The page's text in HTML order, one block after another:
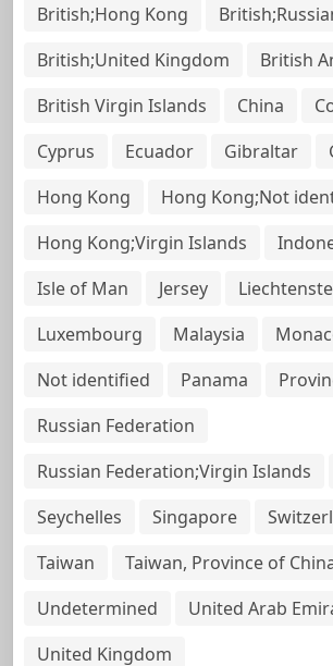
British;Hong Kong
British;United Kingdom
British
British Virgin Islands
China
Cyprus
Ecuador Gibraltar
Hong Kong
Hong Kong;Not
Hong Kong;Virgin Islands
Isle of Man
Jersey
Luxembourg
Malaysia
Not identified
Panama
Russian Federation
Russian Federation;Virgin Islands
Seychelles
Singapore
Taiwan
Taiwan, Province of
Undetermined
United Arab
United Kingdom